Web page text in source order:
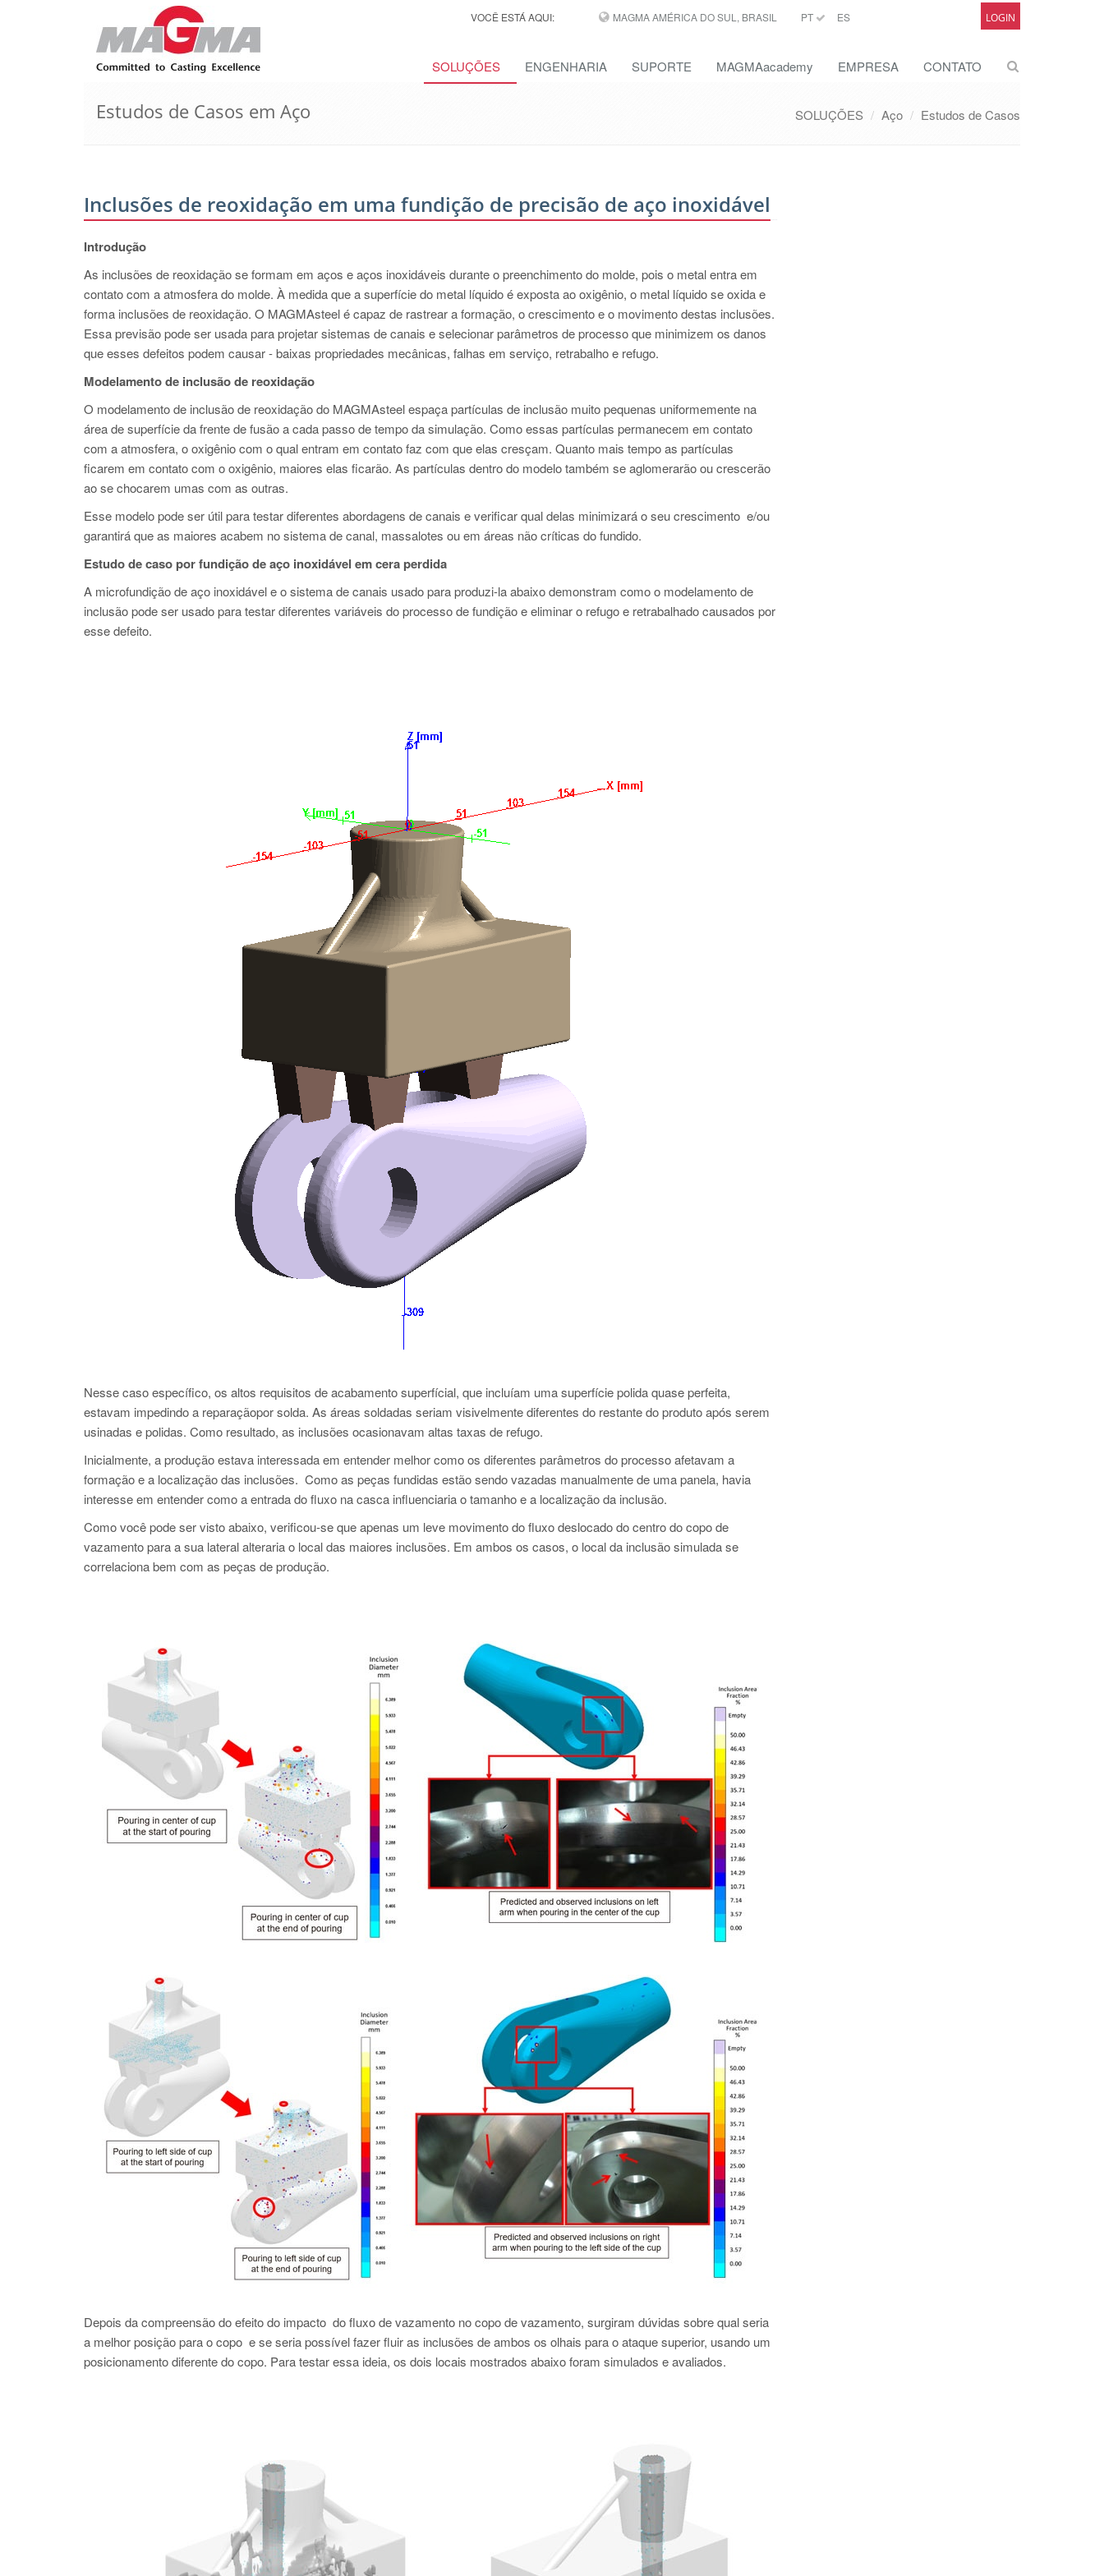
VOCÊ ESTÁ AQUI: MAGMA AMÉRICA DO SUL, BRASIL PT ES LOGIN
SOLUÇÕES ENGENHARIA SUPORTE MAGMAacademy EMPRESA CONTATO
Estudos de Casos em Aço SOLUÇÕES Aço Estudos de Casos
Inclusões de reoxidação em uma fundição de precisão de aço inoxidável
Introdução
As inclusões de reoxidação se formam em aços e aços inoxidáveis durante o preenchimento do molde, pois o metal entra em
contato com a atmosfera do molde. À medida que a superfície do metal líquido é exposta ao oxigênio, o metal líquido se oxida e
forma inclusões de reoxidação. O MAGMAsteel é capaz de rastrear a formação, o crescimento e o movimento destas inclusões.
Essa previsão pode ser usada para projetar sistemas de canais e selecionar parâmetros de processo que minimizem os danos
que esses defeitos podem causar - baixas propriedades mecânicas, falhas em serviço, retrabalho e refugo.
Modelamento de inclusão de reoxidação
O modelamento de inclusão de reoxidação do MAGMAsteel espaça partículas de inclusão muito pequenas uniformemente na
área de superfície da frente de fusão a cada passo de tempo da simulação. Como essas partículas permanecem em contato
com a atmosfera, o oxigênio com o qual entram em contato faz com que elas cresçam. Quanto mais tempo as partículas
ficarem em contato com o oxigênio, maiores elas ficarão. As partículas dentro do modelo também se aglomerarão ou crescerão
ao se chocarem umas com as outras.
Esse modelo pode ser útil para testar diferentes abordagens de canais e verificar qual delas minimizará o seu crescimento e/ou
garantirá que as maiores acabem no sistema de canal, massalotes ou em áreas não críticas do fundido.
Estudo de caso por fundição de aço inoxidável em cera perdida
A microfundição de aço inoxidável e o sistema de canais usado para produzi-la abaixo demonstram como o modelamento de
inclusão pode ser usado para testar diferentes variáveis do processo de fundição e eliminar o refugo e retrabalhado causados por
esse defeito.
Nesse caso específico, os altos requisitos de acabamento superfícial, que incluíam uma superfície polida quase perfeita,
estavam impedindo a reparaçãopor solda. As áreas soldadas seriam visivelmente diferentes do restante do produto após serem
usinadas e polidas. Como resultado, as inclusões ocasionavam altas taxas de refugo.
Inicialmente, a produção estava interessada em entender melhor como os diferentes parâmetros do processo afetavam a
formação e a localização das inclusões. Como as peças fundidas estão sendo vazadas manualmente de uma panela, havia
interesse em entender como a entrada do fluxo na casca influenciaria o tamanho e a localização da inclusão.
Como você pode ser visto abaixo, verificou-se que apenas um leve movimento do fluxo deslocado do centro do copo de
vazamento para a sua lateral alteraria o local das maiores inclusões. Em ambos os casos, o local da inclusão simulada se
correlaciona bem com as peças de produção.
Depois da compreensão do efeito do impacto do fluxo de vazamento no copo de vazamento, surgiram dúvidas sobre qual seria
a melhor posição para o copo e se seria possível fazer fluir as inclusões de ambos os olhais para o ataque superior, usando um
posicionamento diferente do copo. Para testar essa ideia, os dois locais mostrados abaixo foram simulados e avaliados.